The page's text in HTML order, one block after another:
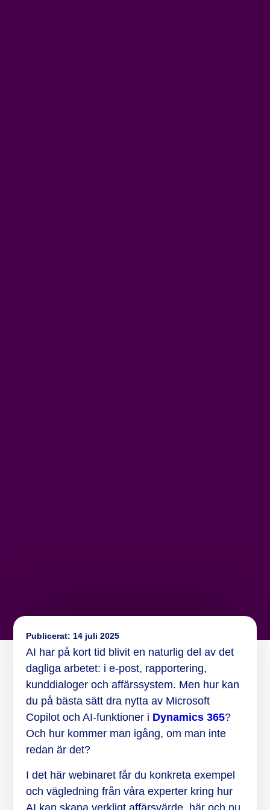
Publicerat: 14 juli 2025
AI har på kort tid blivit en naturlig del av det
dagliga arbetet: i e-post, rapportering,
kunddialoger och affärssystem. Men hur kan
du på bästa sätt dra nytta av Microsoft
Copilot och AI-funktioner i Dynamics 365?
Och hur kommer man igång, om man inte
redan är det?
I det här webinaret får du konkreta exempel
och vägledning från våra experter kring hur